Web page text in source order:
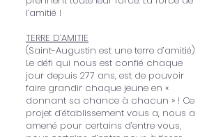
l’amitié !
TERRE D’AMITIE
(Saint-Augustin est une terre d’amitié)
Le défi qui nous est confié chaque
jour depuis 277 ans, est de pouvoir
faire grandir chaque jeune en «
donnant sa chance à chacun » ! Ce
projet d’établissement vous a, nous a
amené pour certains d’entre vous,